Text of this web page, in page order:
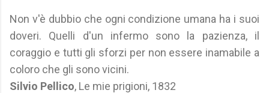
Non v'è dubbio che ogni condizione umana ha i suoi
doveri. Quelli d'un infermo sono la pazienza, il
coraggio e tutti gli sforzi per non essere inamabile a
coloro che gli sono vicini.
Silvio Pellico, Le mie prigioni, 1832